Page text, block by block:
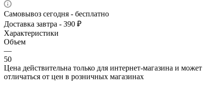
Самовывоз сегодня - бесплатно
Доставка завтра - 390 ₽
Характеристики
Объем
—
50
Цена действительна только для интернет-магазина и может
отличаться от цен в розничных магазинах